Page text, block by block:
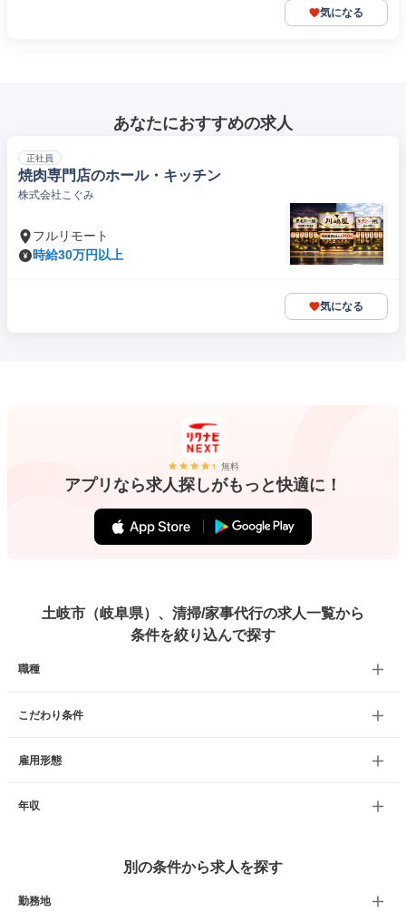
気になる
あなたにおすすめの求人
正社員
焼肉専門店のホール・キッチン
株式会社こぐみ
フルリモート
時給30万円以上
気になる
無料
アプリなら求人探しがもっと快適に！
土岐市（岐阜県）、清掃/家事代行の求人一覧から
条件を絞り込んで探す
職種
こだわり条件
雇用形態
年収
別の条件から求人を探す
勤務地